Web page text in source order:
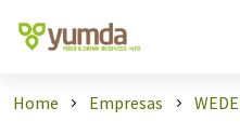
Home Empresas